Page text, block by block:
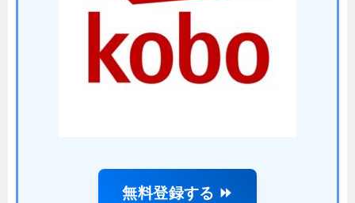
無料登録する ⏩